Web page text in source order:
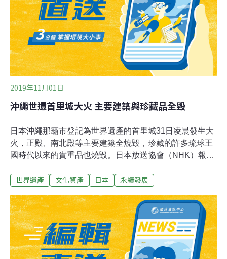
River）與湄公河匯流處的龍坡邦省，當地有超過600戶居
民仍在等待寮國政府提供新家。數百戶居民遭迫遷 5年苦
等政府兌現承諾他們在5年前因為
2019年11月01日
沖繩世遺首里城大火 主要建築與珍藏品全毀
日本沖繩那霸市登記為世界遺產的首里城31日凌晨發生大
火，正殿、南北殿等主要建築全燒毀，珍藏的許多琉球王
國時代以來的貴重品也燒毀。日本放送協會（NHK）報
可收拾，在延燒了11個小時之後，首里城的主要建築物正
是在正殿，因為猛烈的火勢熱氣太強，就在消防隊員無法
靠近滅火之際，風力助長火勢，燃燒面積擴大。管理首里
城的沖繩美島財團表示，被大火全燒毀的正殿等建築物內
原本收藏著琉球王國時代傳承下來的畫作、漆器、染織物
等。初步研判這些貴重的收藏品已燒毀，沖繩美島財團正
世界遺產 文化資產 日本 永續發展